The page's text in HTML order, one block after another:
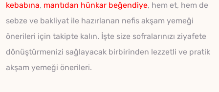
kebabına, mantıdan hünkar beğendiye, hem et, hem de
sebze ve bakliyat ile hazırlanan nefis akşam yemeği
önerileri için takipte kalın. İşte size sofralarınızı ziyafete
dönüştürmenizi sağlayacak birbirinden lezzetli ve pratik
akşam yemeği önerileri.